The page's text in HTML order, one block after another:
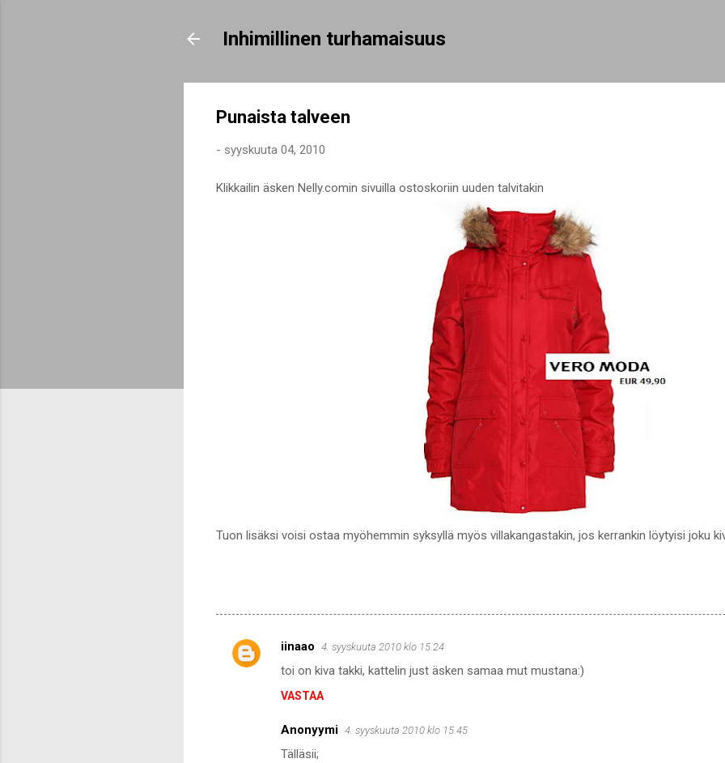
Inhimillinen turhamaisuus
Punaista talveen
- syyskuuta 04, 2010
Klikkailin äsken Nelly.comin sivuilla ostoskoriin uuden talvitakin
Tuon lisäksi voisi ostaa myöhemmin syksyllä myös villakangastakin, jos kerrankin löytyisi joku
K
iinaao 4. syyskuuta 2010 klo 15.24
toi on kiva takki, kattelin just äsken samaa mut mustana:)
VASTAA
Anonyymi 4. syyskuuta 2010 klo 15.45
Tälläsii;